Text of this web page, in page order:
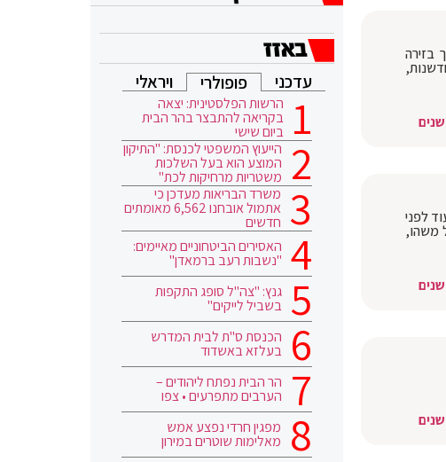
דרך בזירה
לפני
משהו,
עדכני פופולרי ויראלי
הרשות הפלסטינית: יצאה
בקריאה להתבצר בהר הבית
ביום שישי
הייעוץ המשפטי לכנסת: "התיקון
המוצע הוא בעל השלכות
משטריות מרחיקות לכת"
משרד הבריאות מעדכן כי
אתמול אובחנו 6,562 מאומתים
חדשים
האסירים הביטחוניים מאיימים:
"נשבות רעב ברמאדן"
גנץ: "צה"ל סופג התקפות
בשביל לייקים"
הכנסת ס"ת לבית המדרש
בעלזא באשדוד
הר הבית נפתח ליהודים –
הערבים מתפרעים • צפו
מפגין חרדי נפצע אמש
מאלימות שוטרים במירון